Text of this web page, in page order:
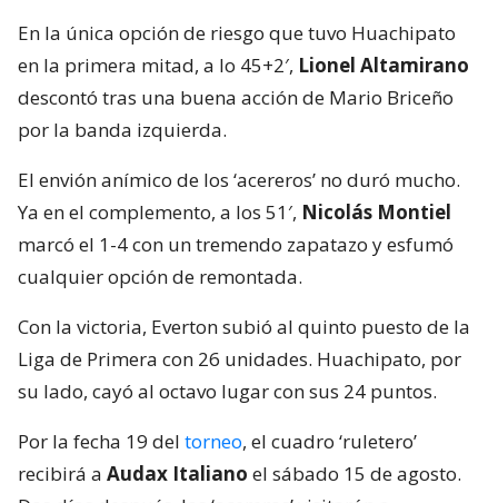
En la única opción de riesgo que tuvo Huachipato
en la primera mitad, a lo 45+2′, Lionel Altamirano
descontó tras una buena acción de Mario Briceño
por la banda izquierda.
El envión anímico de los ‘acereros’ no duró mucho.
Ya en el complemento, a los 51′, Nicolás Montiel
marcó el 1-4 con un tremendo zapatazo y esfumó
cualquier opción de remontada.
Con la victoria, Everton subió al quinto puesto de la
Liga de Primera con 26 unidades. Huachipato, por
su lado, cayó al octavo lugar con sus 24 puntos.
Por la fecha 19 del torneo, el cuadro ‘ruletero’
recibirá a Audax Italiano el sábado 15 de agosto.